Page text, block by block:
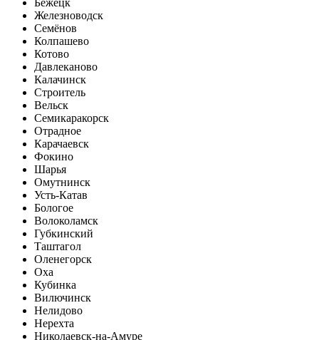
Бежецк
Железноводск
Семёнов
Колпашево
Котово
Давлеканово
Калачинск
Строитель
Вельск
Семикаракорск
Отрадное
Карачаевск
Фокино
Шарья
Омутнинск
Усть-Катав
Бологое
Волоколамск
Губкинский
Таштагол
Оленегорск
Оха
Кубинка
Вилючинск
Нелидово
Нерехта
Николаевск-на-Амуре